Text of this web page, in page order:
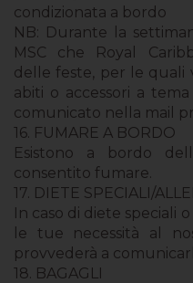
condizionata a bordo
NB: Durante la
MSC che Royal
delle feste, per le quali
abiti o accessori a
comunicato nella mail
16. FUMARE A BORDO
Esistono a bordo
consentito fumare.
17. DIETE SPECIALI/
In caso di diete speciali
le tue necessità al
provvederà a
18. BAGAGLI